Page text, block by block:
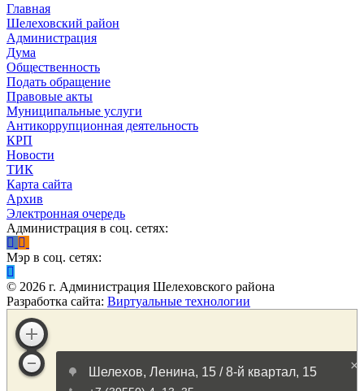
Главная
Шелеховский район
Администрация
Дума
Общественность
Подать обращение
Правовые акты
Муниципальные услуги
Антикоррупционная деятельность
КРП
Новости
ТИК
Карта сайта
Архив
Электронная очередь
Администрация в соц. сетях:
Мэр в соц. сетях:
© 2026 г. Администрация Шелеховского района
Разработка сайта: Виртуальные технологии